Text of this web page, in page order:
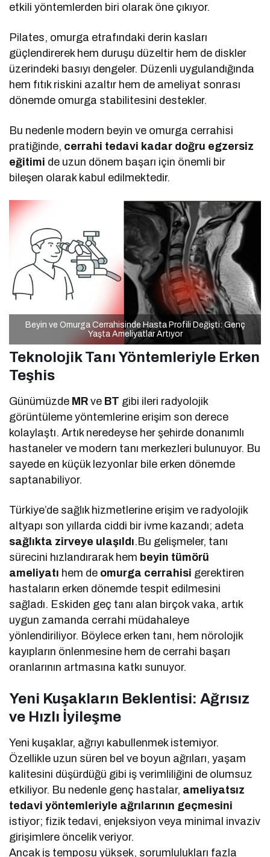
etkili yöntemlerden biri olarak öne çıkıyor.
Pilates, omurga etrafındaki derin kasları
güçlendirerek hem duruşu düzeltir hem de diskler
üzerindeki basıyı dengeler. Düzenli uygulandığında
hem fıtık riskini azaltır hem de ameliyat sonrası
dönemde omurga stabilitesini destekler.
Bu nedenle modern beyin ve omurga cerrahisi
pratiğinde, cerrahi tedavi kadar doğru egzersiz
eğitimi de uzun dönem başarı için önemli bir
bileşen olarak kabul edilmektedir.
Beyin ve Omurga Cerrahisinde Hasta Profili Değişti: Genç
Yaşta Ameliyatlar Artıyor
Teknolojik Tanı Yöntemleriyle Erken
Teşhis
Günümüzde MR ve BT gibi ileri radyolojik
görüntüleme yöntemlerine erişim son derece
kolaylaştı. Artık neredeyse her şehirde donanımlı
hastaneler ve modern tanı merkezleri bulunuyor. Bu
sayede en küçük lezyonlar bile erken dönemde
saptanabiliyor.
Türkiye’de sağlık hizmetlerine erişim ve radyolojik
altyapı son yıllarda ciddi bir ivme kazandı; adeta
sağlıkta zirveye ulaşıldı.Bu gelişmeler, tanı
sürecini hızlandırarak hem beyin tümörü
ameliyatı hem de omurga cerrahisi gerektiren
hastaların erken dönemde tespit edilmesini
sağladı. Eskiden geç tanı alan birçok vaka, artık
uygun zamanda cerrahi müdahaleye
yönlendiriliyor. Böylece erken tanı, hem nörolojik
kayıpların önlenmesine hem de cerrahi başarı
oranlarının artmasına katkı sunuyor.
Yeni Kuşakların Beklentisi: Ağrısız
ve Hızlı İyileşme
Yeni kuşaklar, ağrıyı kabullenmek istemiyor.
Özellikle uzun süren bel ve boyun ağrıları, yaşam
kalitesini düşürdüğü gibi iş verimliliğini de olumsuz
etkiliyor. Bu nedenle genç hastalar, ameliyatsız
tedavi yöntemleriyle ağrılarının geçmesini
istiyor; fizik tedavi, enjeksiyon veya minimal invaziv
girişimlere öncelik veriyor.
Ancak iş temposu yüksek, sorumlulukları fazla